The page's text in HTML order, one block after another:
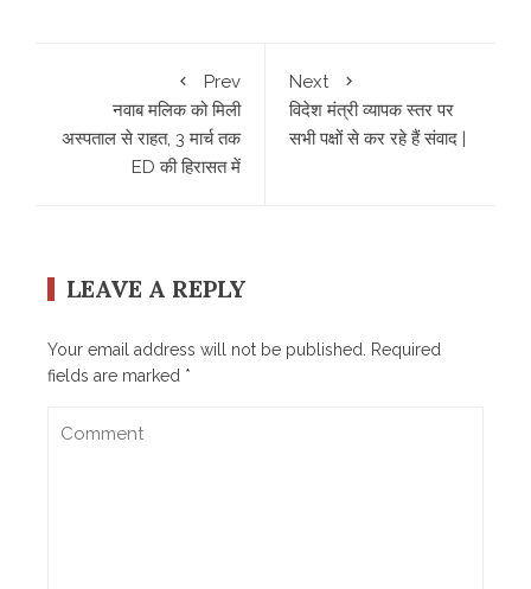
Prev
नवाब मलिक को मिली
अस्‍पताल से राहत, 3 मार्च तक
ED की हिरासत में
Next
विदेश मंत्री व्यापक स्तर पर
सभी पक्षों से कर रहे हैं संवाद |
LEAVE A REPLY
Your email address will not be published.
Required
fields are marked *